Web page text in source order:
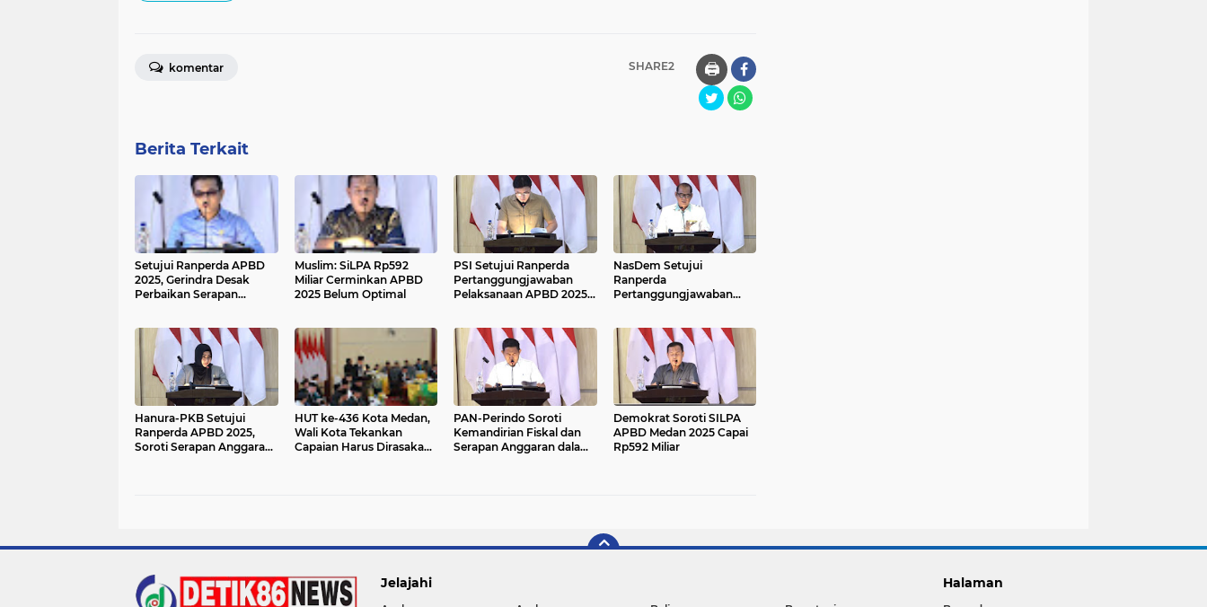
SHARE2 🖨️
komentar
Berita Terkait
Setujui Ranperda APBD
2025, Gerindra Desak
Perbaikan Serapan
Muslim: SiLPA Rp592
Miliar Cerminkan APBD
2025 Belum Optimal
PSI Setujui Ranperda
Pertanggungjawaban
Pelaksanaan APBD 2025,
NasDem Setujui
Ranperda
Pertanggungjawaban
Hanura-PKB Setujui
Ranperda APBD 2025,
Soroti Serapan Anggaran,
HUT ke-436 Kota Medan,
Wali Kota Tekankan
Capaian Harus Dirasakan
PAN-Perindo Soroti
Kemandirian Fiskal dan
Serapan Anggaran dalam
Demokrat Soroti SILPA
APBD Medan 2025 Capai
Rp592 Miliar
Jelajahi Halaman